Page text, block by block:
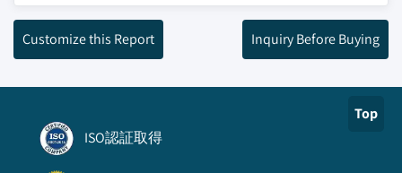
Customize this Report Inquiry Before Buying
Top
ISO認証取得